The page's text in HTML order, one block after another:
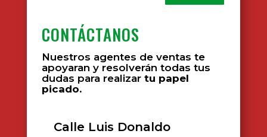
CONTÁCTANOS
Nuestros agentes de ventas te
apoyaran y resolverán todas tus
dudas para realizartu papel
picado.
Calle Luis Donaldo